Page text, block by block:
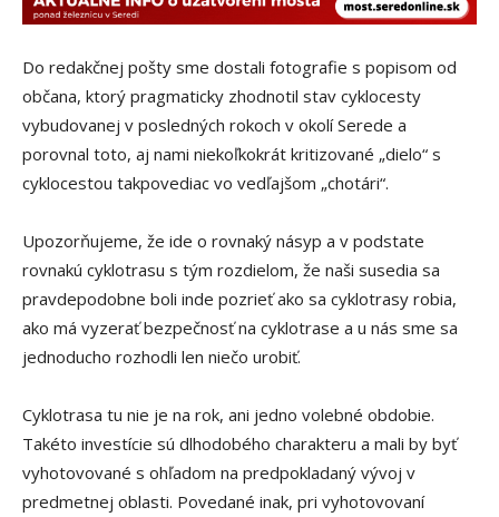
Do redakčnej pošty sme dostali fotografie s popisom od
občana, ktorý pragmaticky zhodnotil stav cyklocesty
vybudovanej v posledných rokoch v okolí Serede a
porovnal toto, aj nami niekoľkokrát kritizované „dielo“ s
cyklocestou takpovediac vo vedľajšom „chotári“.
Upozorňujeme, že ide o rovnaký násyp a v podstate
rovnakú cyklotrasu s tým rozdielom, že naši susedia sa
pravdepodobne boli inde pozrieť ako sa cyklotrasy robia,
ako má vyzerať bezpečnosť na cyklotrase a u nás sme sa
jednoducho rozhodli len niečo urobiť.
Cyklotrasa tu nie je na rok, ani jedno volebné obdobie.
Takéto investície sú dlhodobého charakteru a mali by byť
vyhotovované s ohľadom na predpokladaný vývoj v
predmetnej oblasti. Povedané inak, pri vyhotovovaní